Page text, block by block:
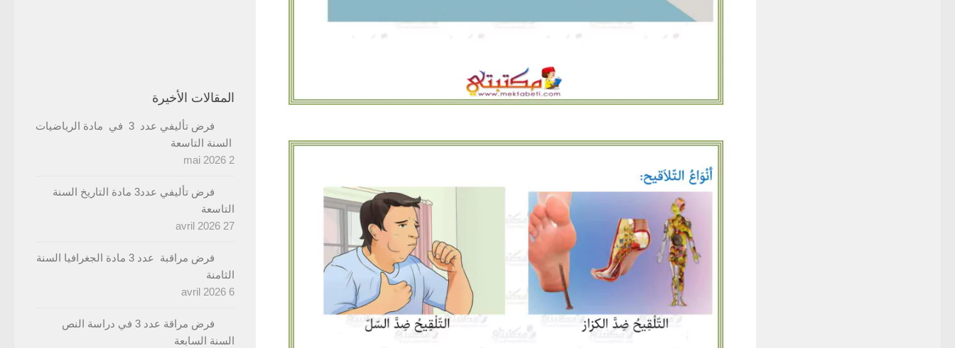
المقالات الأخيرة
فرض تأليفي عدد 3 في مادة الرياضيات
السنة التاسعة
2 mai 2026
فرض تأليفي عدد3 مادة التاريخ السنة
التاسعة
27 avril 2026
فرض مراقبة عدد 3 مادة الجغرافيا السنة
الثامنة
6 avril 2026
فرض مراقة عدد 3 في دراسة النص
السنة السابعة